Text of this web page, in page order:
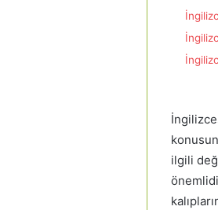
ilgili